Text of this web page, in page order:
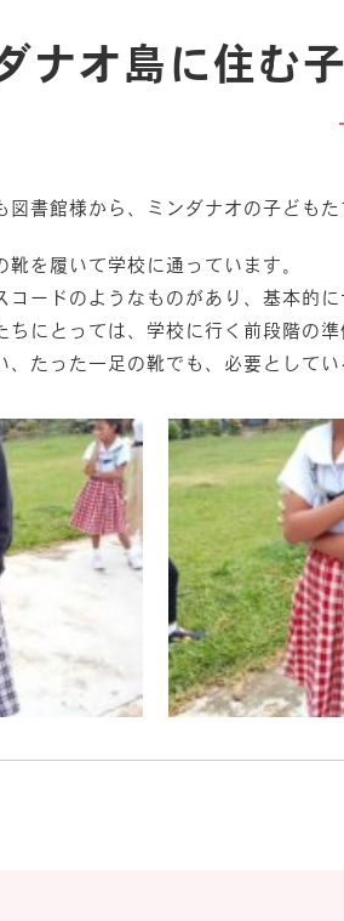
ナオ島に住む
書館様から、ミンダナオの子ども
を履いて学校に通っています。
コードのようなものがあり、基本的
ちにとっては、学校に行く前段階の
、たった一足の靴でも、必要として